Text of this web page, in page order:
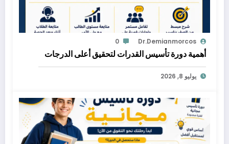
Dr.demianmorcos
0
أهمية دورة تأسيس القدرات لتحقيق أعلى الدرجات
يوليو 8, 2026